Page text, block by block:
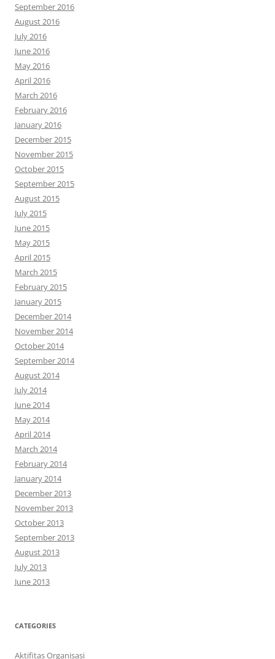
September 2016
August 2016
July 2016
June 2016
May 2016
April 2016
March 2016
February 2016
January 2016
December 2015
November 2015
October 2015
September 2015
August 2015
July 2015
June 2015
May 2015
April 2015
March 2015
February 2015
January 2015
December 2014
November 2014
October 2014
September 2014
August 2014
July 2014
June 2014
May 2014
April 2014
March 2014
February 2014
January 2014
December 2013
November 2013
October 2013
September 2013
August 2013
July 2013
June 2013
CATEGORIES
Aktifitas Organisasi